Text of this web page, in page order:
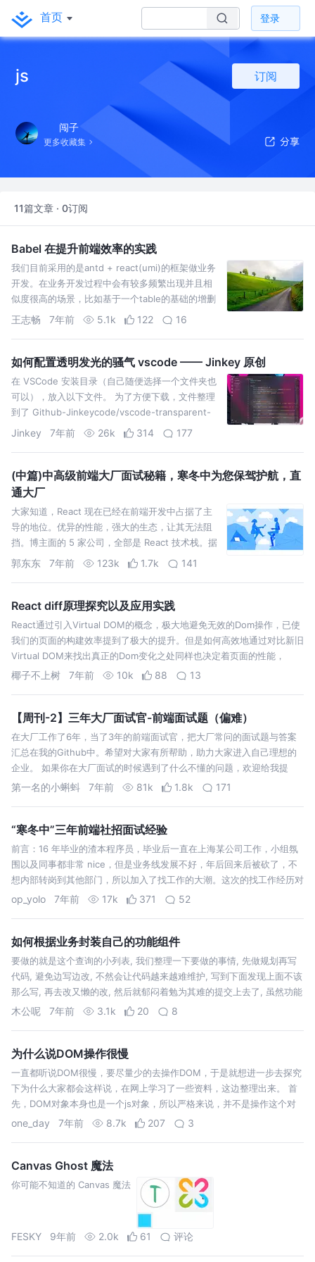
首页 登录
js 订阅
闯子
更多收藏集
11篇文章 · 0订阅
Babel 在提升前端效率的实践
我们目前采用的是antd + react(umi)的框架做业务
开发。在业务开发过程中会有较多频繁出现并且相
似度很高的场景，比如基于一个table的基础的增删
改查，这个相信大家都非常熟悉。在接到一个新的
王志畅 7年前 5.1k 122 16
如何配置透明发光的骚气 vscode —— Jinkey 原创
在 VSCode 安装目录（自己随便选择一个文件夹也
可以），放入以下文件。 为了方便下载，文件整理
到了 Github-Jinkeycode/vscode-transparent-
glow，欢迎 star。 文字发光样式，样式请在
Jinkey 7年前 26k 314 177
(中篇)中高级前端大厂面试秘籍，寒冬中为您保驾护航，直
通大厂
大家知道，React 现在已经在前端开发中占据了主
导的地位。优异的性能，强大的生态，让其无法阻
挡。博主面的 5 家公司，全部是 React 技术栈。据
我所知，大厂也大部分以 React 作为主技术栈。
郭东东 7年前 123k 1.7k 141
React diff原理探究以及应用实践
React通过引入Virtual DOM的概念，极大地避免无效的Dom操作，已使
我们的页面的构建效率提到了极大的提升。但是如何高效地通过对比新旧
Virtual DOM来找出真正的Dom变化之处同样也决定着页面的性能，
React用其特殊的diff算法解决这个问题。Virtual …
椰子不上树 7年前 10k 88 13
【周刊-2】三年大厂面试官-前端面试题（偏难）
在大厂工作了6年，当了3年的前端面试官，把大厂常问的面试题与答案
汇总在我的Github中。希望对大家有所帮助，助力大家进入自己理想的
企业。 如果你在大厂面试的时候遇到了什么不懂的问题，欢迎给我提
issue，我会把答案和考点都列出来，公布在下一期的面试周刊里。 大家
第一名的小蝌蚪 7年前 81k 1.8k 171
“寒冬中”三年前端社招面试经验
前言：16 年毕业的渣本程序员，毕业后一直在上海某公司工作，小组氛
围以及同事都非常 nice，但是业务线发展不好，年后回来后被砍了，不
想内部转岗到其他部门，所以加入了找工作的大潮。这次的找工作经历对
我来说很重要，它让我在准备的过程中突然对很多技术问题有所觉悟，想
op_yolo 7年前 17k 371 52
如何根据业务封装自己的功能组件
要做的就是这个查询的小列表, 我们整理一下要做的事情, 先做规划再写
代码, 避免边写边改, 不然会让代码越来越难维护, 写到下面发现上面不该
那么写, 再去改又懒的改, 然后就郁闷着勉为其难的提交上去了, 虽然功能
在但自己看着都...... 1. 分析需求: 我们需要什么元素? …
木公呢 7年前 3.1k 20 8
为什么说DOM操作很慢
一直都听说DOM很慢，要尽量少的去操作DOM，于是就想进一步去探究
下为什么大家都会这样说，在网上学习了一些资料，这边整理出来。 首
先，DOM对象本身也是一个js对象，所以严格来说，并不是操作这个对
象慢，而是说操作了这个对象后，会触发一些浏览器行为，比如布局
one_day 7年前 8.7k 207 3
Canvas Ghost 魔法
你可能不知道的 Canvas 魔法
FESKY 9年前 2.0k 61 评论